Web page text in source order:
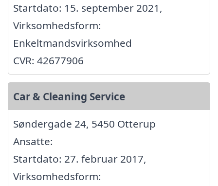
Startdato: 15. september 2021,
Virksomhedsform:
Enkeltmandsvirksomhed
CVR: 42677906
Car & Cleaning Service
Søndergade 24, 5450 Otterup
Ansatte:
Startdato: 27. februar 2017,
Virksomhedsform: